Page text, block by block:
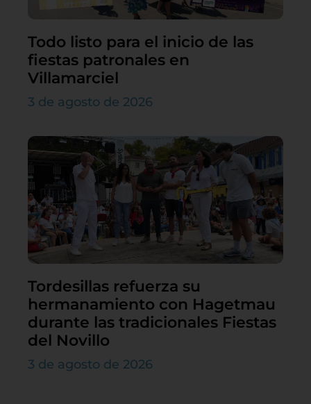
Todo listo para el inicio de las
fiestas patronales en
Villamarciel
3 de agosto de 2026
Tordesillas refuerza su
hermanamiento con Hagetmau
durante las tradicionales Fiestas
del Novillo
3 de agosto de 2026